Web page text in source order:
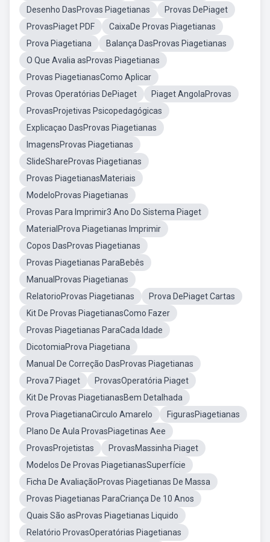
Desenho DasProvas Piagetianas
Provas DePiaget
ProvasPiaget PDF
CaixaDe Provas Piagetianas
Prova Piagetiana
Balança DasProvas Piagetianas
O Que Avalia asProvas Piagetianas
Provas PiagetianasComo Aplicar
Provas Operatórias DePiaget
Piaget AngolaProvas
ProvasProjetivas Psicopedagógicas
Explicaçao DasProvas Piagetianas
ImagensProvas Piagetianas
SlideShareProvas Piagetianas
Provas PiagetianasMateriais
ModeloProvas Piagetianas
Provas Para Imprimir3 Ano Do Sistema Piaget
MaterialProva Piagetianas Imprimir
Copos DasProvas Piagetianas
Provas Piagetianas ParaBebês
ManualProvas Piagetianas
RelatorioProvas Piagetianas
Prova DePiaget Cartas
Kit De Provas PiagetianasComo Fazer
Provas Piagetianas ParaCada Idade
DicotomiaProva Piagetiana
Manual De Correção DasProvas Piagetianas
Prova7 Piaget
ProvasOperatória Piaget
Kit De Provas PiagetianasBem Detalhada
Prova PiagetianaCirculo Amarelo
FigurasPiagetianas
Plano De Aula ProvasPiagetinas Aee
ProvasProjetistas
ProvasMassinha Piaget
Modelos De Provas PiagetianasSuperfície
Ficha De AvaliaçãoProvas Piagetianas De Massa
Provas Piagetianas ParaCriança De 10 Anos
Quais São asProvas Piagetianas Liquido
Relatório ProvasOperatórias Piagetianas